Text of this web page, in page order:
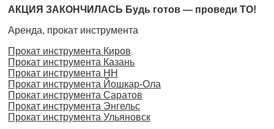
АКЦИЯ ЗАКОНЧИЛАСЬ Будь готов — проведи ТО!
Аренда, прокат инструмента
Прокат инструмента Киров
Прокат инструмента Казань
Прокат инструмента НН
Прокат инструмента Йошкар-Ола
Прокат инструмента Саратов
Прокат инструмента Энгельс
Прокат инструмента Ульяновск